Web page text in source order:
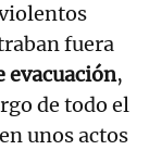
fuera
evacuación,
de todo el
unos actos